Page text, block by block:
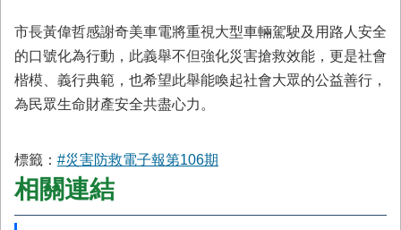
市長黃偉哲感謝奇美車電將重視大型車輛駕駛及用路人安全
的口號化為行動，此義舉不但強化災害搶救效能，更是社會
楷模、義行典範，也希望此舉能喚起社會大眾的公益善行，
為民眾生命財產安全共盡心力。
標籤： #災害防救電子報第106期
相關連結